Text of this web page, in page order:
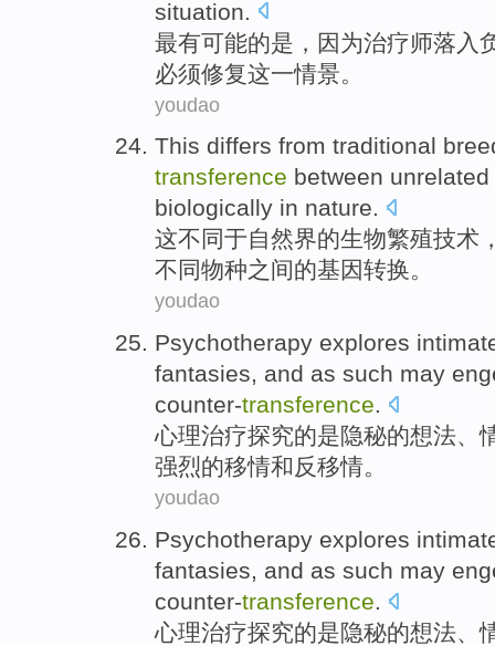
situation
最有可能的是 ， 因为治疗师落入
必须修复这一情景 。
youdao
This differs from traditional
transference between unrelated
biologically in nature.
这不同于自然界的生物繁殖技术
不同物种之间的基因转换。
youdao
Psychotherapy explores
fantasies, and as such may
counter-transference.
心理治疗探究的是隐秘的想法、
强烈的移情和反移情。
youdao
Psychotherapy explores
fantasies, and as such may
counter-transference.
心理治疗探究的是隐秘的想法、